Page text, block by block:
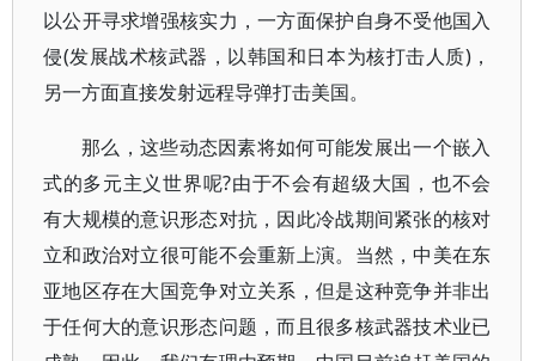
以公开寻求增强核实力，一方面保护自身不受他国入
侵(发展战术核武器，以韩国和日本为核打击人质)，
另一方面直接发射远程导弹打击美国。
那么，这些动态因素将如何可能发展出一个嵌入
式的多元主义世界呢?由于不会有超级大国，也不会
有大规模的意识形态对抗，因此冷战期间紧张的核对
立和政治对立很可能不会重新上演。当然，中美在东
亚地区存在大国竞争对立关系，但是这种竞争并非出
于任何大的意识形态问题，而且很多核武器技术业已